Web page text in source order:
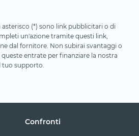
(*) sono link pubblicitari o di
un'azione tramite questi link,
dal fornitore. Non subirai svantaggi o
entrate per finanziare la nostra
tuo supporto.
Confronti